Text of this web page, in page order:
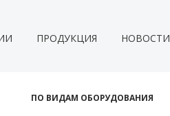
ПРОДУКЦИЯ НОВОСТИ
ПО ВИДАМ ОБОРУДОВАНИЯ